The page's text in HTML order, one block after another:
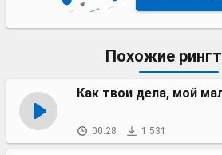
Похожие
Как твои дела, мой
00:28 1 531